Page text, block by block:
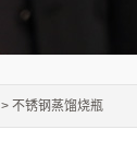
> 不锈钢蒸馏烧瓶